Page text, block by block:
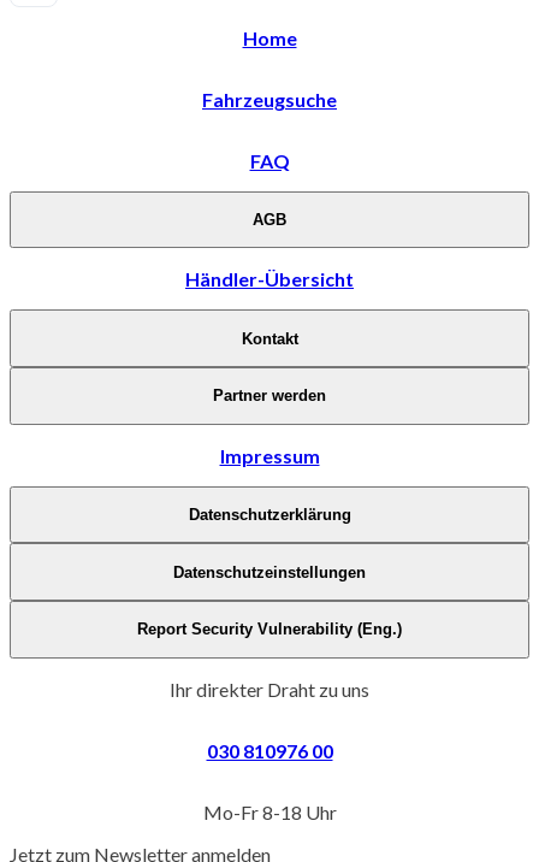
Home
Fahrzeugsuche
FAQ
AGB
Händler-Übersicht
Kontakt
Partner werden
Impressum
Datenschutzerklärung
Datenschutzeinstellungen
Report Security Vulnerability (Eng.)
Ihr direkter Draht zu uns
030 810976 00
Mo-Fr 8-18 Uhr
Jetzt zum Newsletter anmelden